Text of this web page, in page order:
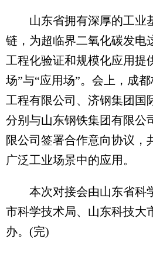
山东省拥有深厚的工业
链，为超临界二氧化碳发电
工程化验证和规模化应用提
场”与“应用场”。会上，成
工程有限公司、济钢集团国
分别与山东钢铁集团有限公
限公司签署合作意向协议，
广泛工业场景中的应用。
本次对接会由山东省科
市科学技术局、山东科技大
办。(完)